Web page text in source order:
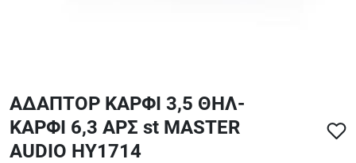
ΑΔΑΠΤΟΡ ΚΑΡΦΙ 3,5 ΘΗΛ-
ΚΑΡΦΙ 6,3 ΑΡΣ st MASTER
AUDIO HY1714